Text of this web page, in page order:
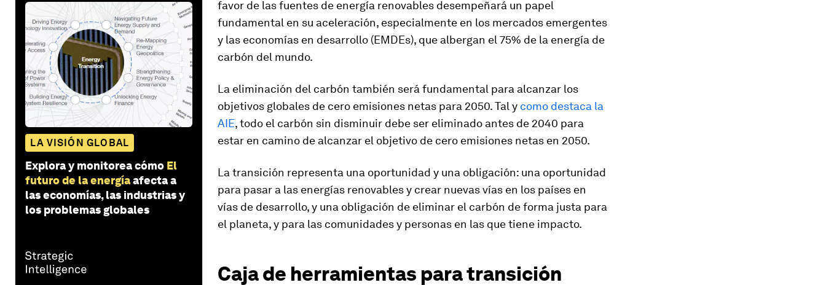
LA VISIÓN GLOBAL
Explora y monitorea cómo El
futuro de la energíaafecta a
las economías, las industrias y
los problemas globales
favor de las fuentes de energía renovables desempeñará un papel
fundamental en su aceleración, especialmente en los mercados emergentes
y las economías en desarrollo (EMDEs), que albergan el 75% de la energía de
carbón del mundo.
La eliminación del carbón también será fundamental para alcanzar los
objetivos globales de cero emisiones netas para 2050. Tal y como destaca la
AIE, todo el carbón sin disminuir debe ser eliminado antes de 2040 para
estar en camino de alcanzar el objetivo de cero emisiones netas en 2050.
La transición representa una oportunidad y una obligación: una oportunidad
para pasar a las energías renovables y crear nuevas vías en los países en
vías de desarrollo, y una obligación de eliminar el carbón de forma justa para
el planeta, y para las comunidades y personas en las que tiene impacto.
Caja de herramientas para transición